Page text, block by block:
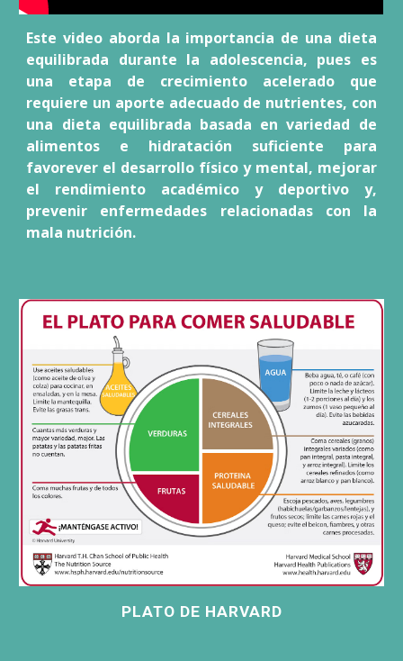
Este video aborda la importancia de una dieta
equilibrada durante la adolescencia, pues es
una etapa de crecimiento acelerado que
requiere un aporte adecuado de nutrientes, con
una dieta equilibrada basada en variedad de
alimentos e hidratación suficiente para
favorever el desarrollo físico y mental, mejorar
el rendimiento académico y deportivo y,
prevenir enfermedades relacionadas con la
mala nutrición.
PLATO DE HARVARD